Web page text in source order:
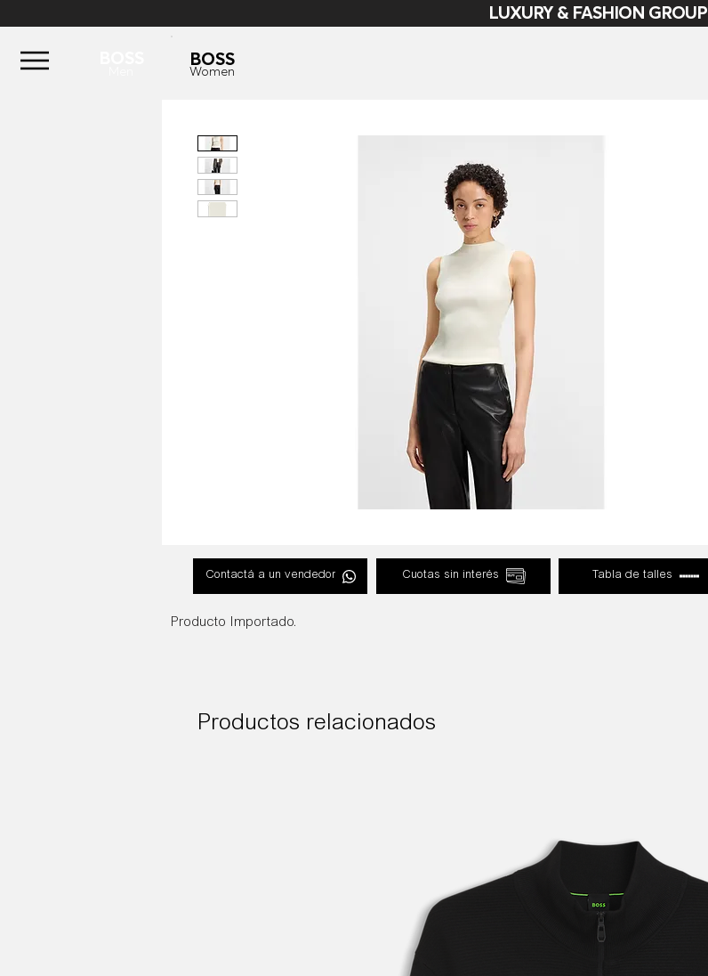
LUXURY & FASHION GROUP
BOSS
Women
Contactá a un vendedor Cuotas sin interés Tabla de talles
Producto Importado.
Productos relacionados